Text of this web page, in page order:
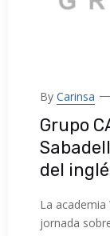
By Carinsa
Grupo
del
La academia
jornada